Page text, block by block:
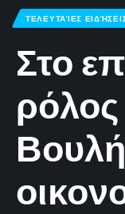
ΤΕΛΕΥΤΑΊΕΣ
Στο
ρόλος